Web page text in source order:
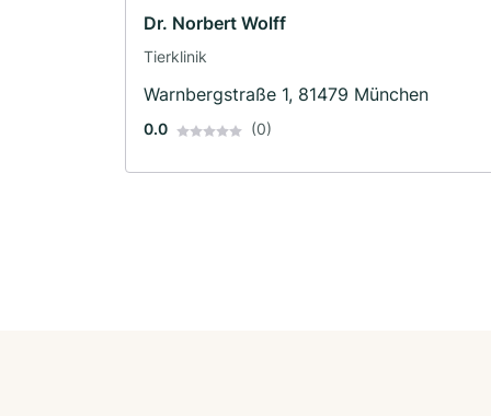
Dr. Norbert Wolff
Tierklinik
Warnbergstraße 1, 81479 München
0.0 (0)